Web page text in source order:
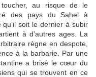
toucher, au risque de le
des pays du Sahel à
soit le dernier à subir
à d’autres ages. La
règne en despote,
à la barbarie. Par une
a brisé le cœur du
qui se trouvent en ce